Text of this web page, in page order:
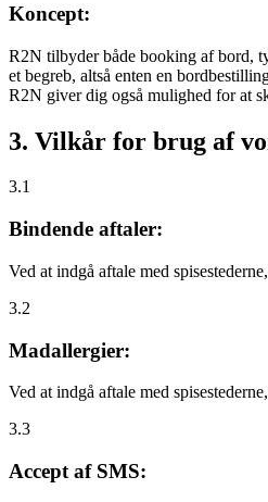
Koncept:
R2N tilbyder både booking af bord,
et begreb, altså enten en
R2N giver dig også mulighed for at
3. Vilkår for brug af
3.1
Bindende aftaler:
Ved at indgå aftale med
3.2
Madallergier:
Ved at indgå aftale med
3.3
Accept af SMS: